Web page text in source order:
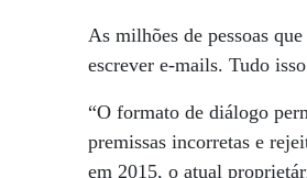
As milhões de pessoas
escrever e-mails. Tudo
“O formato de diálogo
premissas incorretas e
em 2015, o atual